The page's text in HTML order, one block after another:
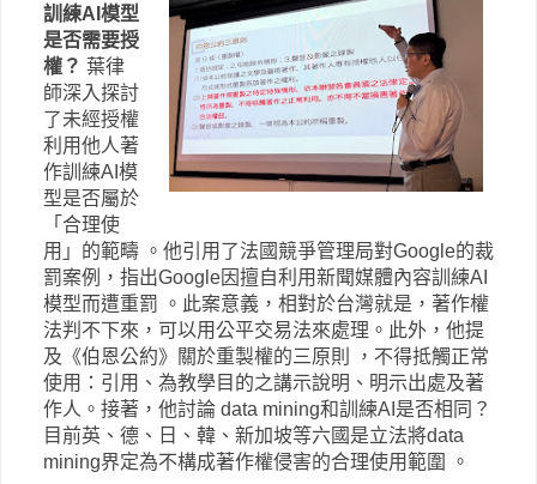
訓練AI模型
是否需要授
權？ 葉律
師深入探討
了未經授權
利用他人著
作訓練AI模
型是否屬於
「合理使
用」的範疇 。他引用了法國競爭管理局對Google的裁
罰案例，指出Google因擅自利用新聞媒體內容訓練AI
模型而遭重罰 。此案意義，相對於台灣就是，著作權
法判不下來，可以用公平交易法來處理。此外，他提
及《伯恩公約》關於重製權的三原則 ，不得抵觸正常
使用：引用、為教學目的之講示說明、明示出處及著
作人。接著，他討論 data mining和訓練AI是否相同？
目前英、德、日、韓、新加坡等六國是立法將data
mining界定為不構成著作權侵害的合理使用範圍 。